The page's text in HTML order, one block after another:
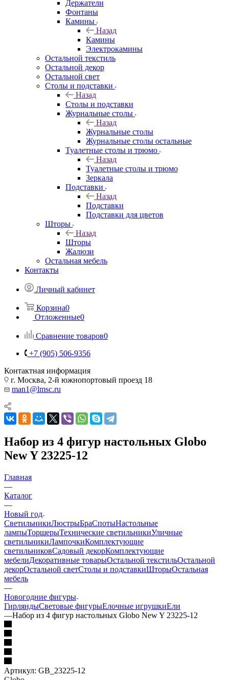
Держатели
Фонтаны
Камины
Назад
Камины
Электрокамины
Остальной текстиль
Остальной декор
Остальной свет
Столы и подставки
Назад
Столы и подставки
Журнальные столы
Назад
Журнальные столы
Журнальные столы остальные
Туалетные столы и трюмо
Назад
Туалетные столы и трюмо
Зеркала
Подставки
Назад
Подставки
Подставки для цветов
Шторы
Назад
Шторы
Жалюзи
Остальная мебель
Контакты
Личный кабинет
Корзина0
Отложенные0
Сравнение товаров0
+7 (905) 506-9356
Контактная информация
г. Москва, 2-й южнопортовый проезд 18
man1@lmsc.ru
Набор из 4 фигур настольных Globo
New Y 23225-12
Главная
—
Каталог
—
Новый год
СветильникиЛюстрыБраСпотыНастольные
лампыТоршерыТехнические светильникиУличные
светильникиЛампочкиКомплектующие
светильниковСадовый декорКомплектующие
мебелиДекоративные товарыОстальной текстильОстальной
декорОстальной светСтолы и подставкиШторыОстальная
мебель
—
Новогодние фигуры
ГирляндыСветовые фигурыЕлочные игрушкиЕли
—Набор из 4 фигур настольных Globo New Y 23225-12
Артикул: GB_23225-12